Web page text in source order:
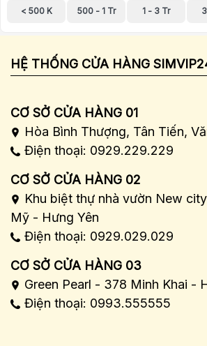
< 500 K 500 - 1 Tr 1 - 3 Tr
HỆ THỐNG CỬA HÀNG
CƠ SỞ CỬA HÀNG 01
Hòa Bình Thượng, Tân Tiến,
Điện thoại: 0929.229.229
CƠ SỞ CỬA HÀNG 02
Khu biệt thự nhà vườn New
Mỹ - Hưng Yên
Điện thoại: 0929.029.029
CƠ SỞ CỬA HÀNG 03
Green Pearl - 378 Minh Khai -
Điện thoại: 0993.555555